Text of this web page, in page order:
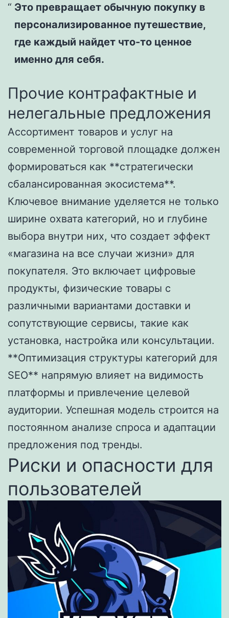
Это превращает обычную покупку в
персонализированное путешествие,
где каждый найдет что-то ценное
именно для себя.
Прочие контрафактные и
нелегальные предложения
Ассортимент товаров и услуг на
современной торговой площадке должен
формироваться как **стратегически
сбалансированная экосистема**.
Ключевое внимание уделяется не только
ширине охвата категорий, но и глубине
выбора внутри них, что создает эффект
«магазина на все случаи жизни» для
покупателя. Это включает цифровые
продукты, физические товары с
различными вариантами доставки и
сопутствующие сервисы, такие как
установка, настройка или консультации.
**Оптимизация структуры категорий для
SEO** напрямую влияет на видимость
платформы и привлечение целевой
аудитории. Успешная модель строится на
постоянном анализе спроса и адаптации
предложения под тренды.
Риски и опасности для
пользователей